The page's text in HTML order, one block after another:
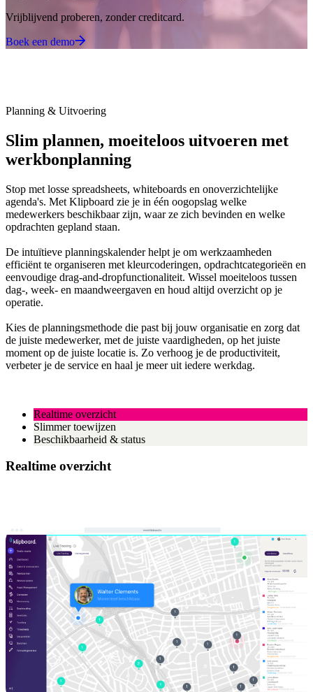
Vrijblijvend proberen, zonder creditcard.
Boek een demo
Planning & Uitvoering
Slim plannen, moeiteloos uitvoeren met
werkbonplanning
Stop met losse spreadsheets, whiteboards en onoverzichtelijke
agenda's. Met Klipboard zie je in één oogopslag welke
medewerkers beschikbaar zijn, waar ze zich bevinden en welke
opdrachten gepland staan.
De intuïtieve planningskalender helpt je om werkzaamheden
efficiënt te organiseren met kleurcoderingen, opdrachtcategorieën en
eenvoudige drag-and-dropfunctionaliteit. Wissel moeiteloos tussen
dag-, week- en maandweergaven en houd altijd overzicht op je
operatie.
Kies de planningsmethode die past bij jouw organisatie en zorg dat
de juiste medewerker, met de juiste vaardigheden, op het juiste
moment op de juiste locatie is. Zo verhoog je de productiviteit,
verbeter je de service en haal je meer uit iedere werkdag.
Realtime overzicht
Slimmer toewijzen
Beschikbaarheid & status
Realtime overzicht